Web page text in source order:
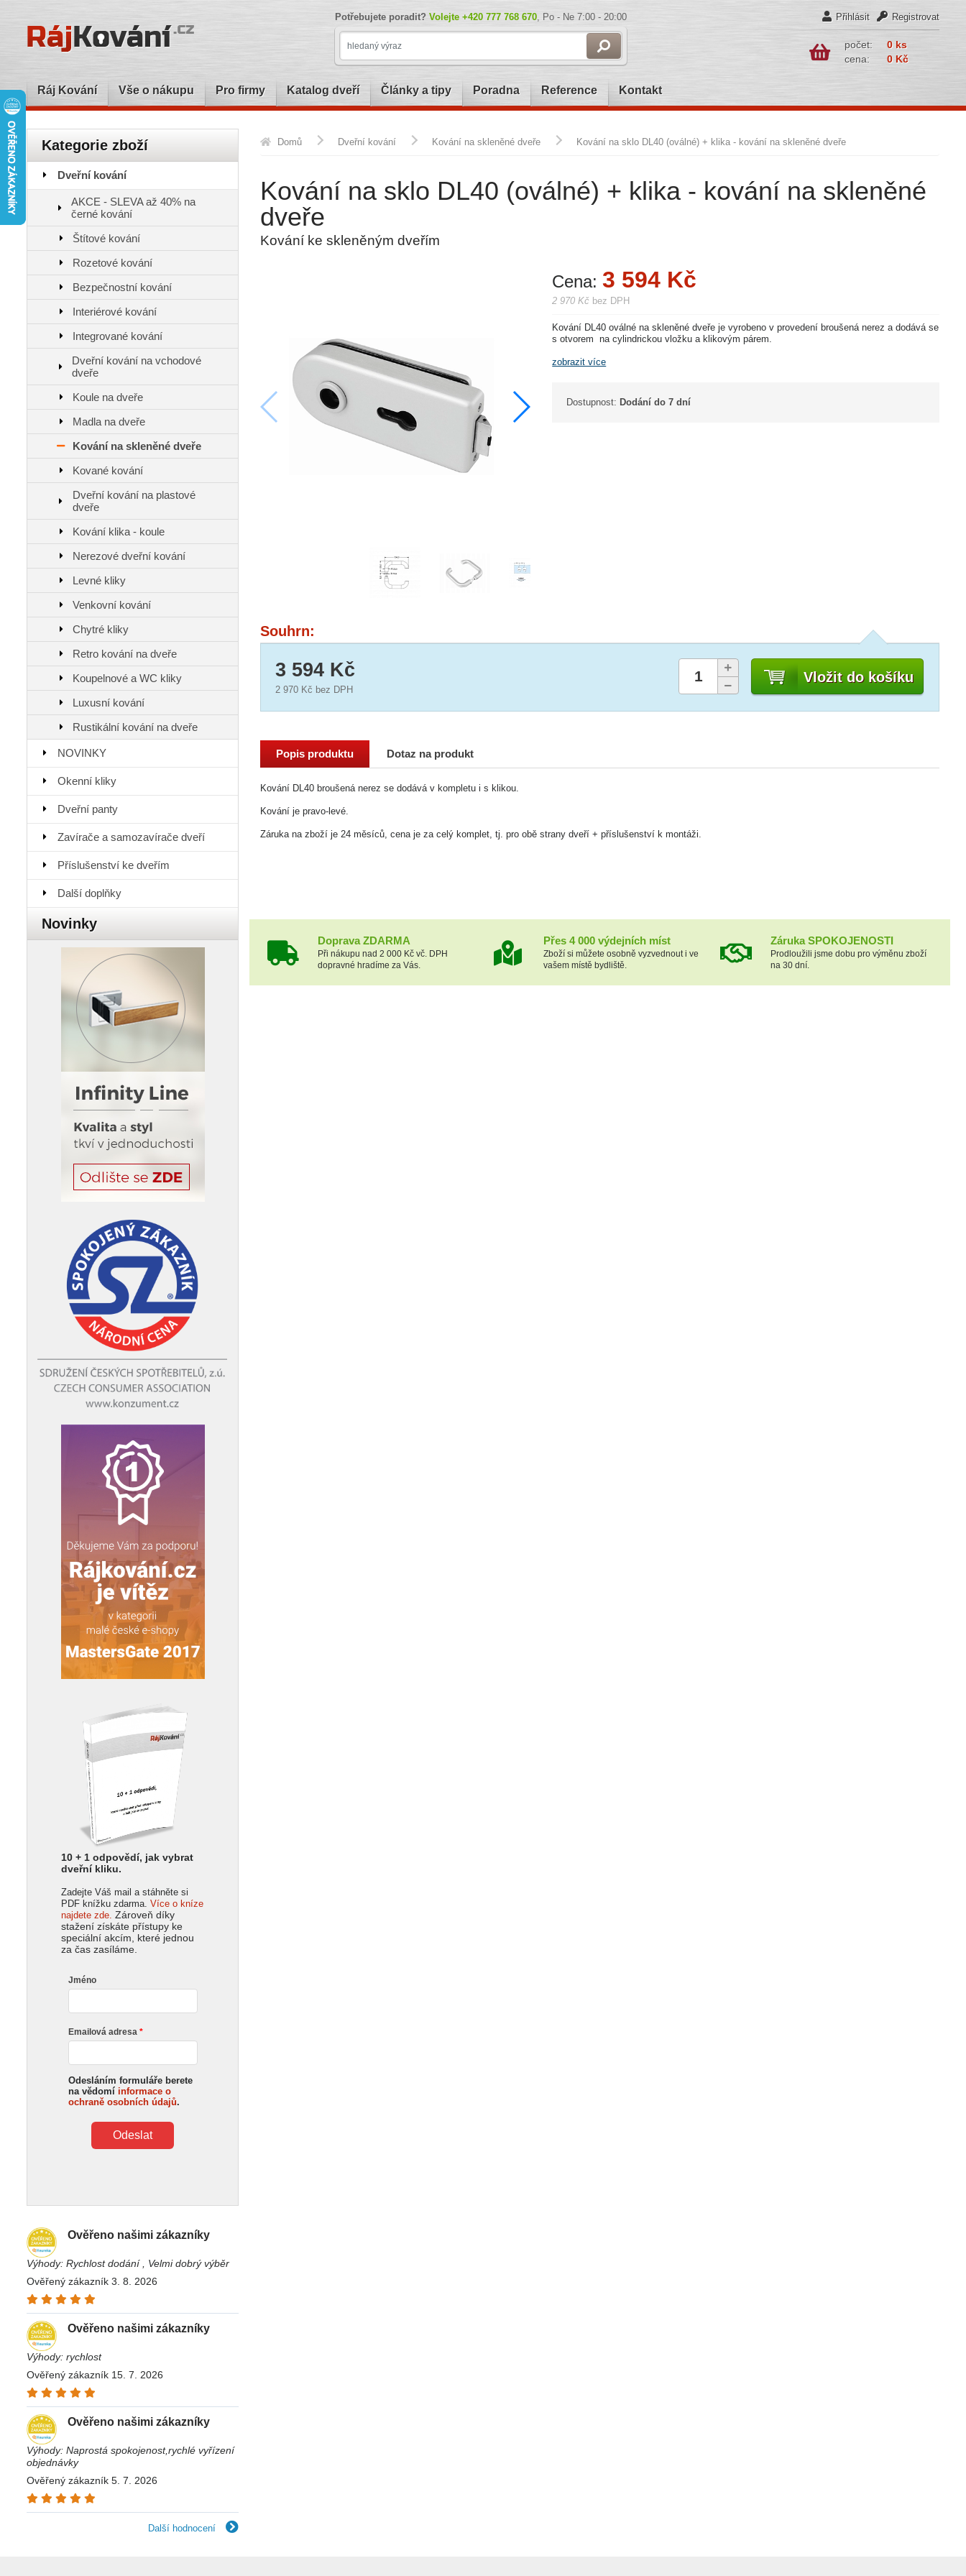
Potřebujete poradit? Volejte +420 777 768 670, Po - Ne 7:00 - 20:00 Přihlásit Registrovat
počet:
0 ks
cena:
0 Kč
Ráj Kování Vše o nákupu Pro firmy Katalog dveří Články a tipy Poradna Reference Kontakt
Kategorie zboží
Dveřní kování
AKCE - SLEVA až 40% na
černé kování
Štítové kování
Rozetové kování
Bezpečnostní kování
Interiérové kování
Integrované kování
Dveřní kování na vchodové
dveře
Koule na dveře
Madla na dveře
Kování na skleněné dveře
Kované kování
Dveřní kování na plastové
dveře
Kování klika - koule
Nerezové dveřní kování
Levné kliky
Venkovní kování
Chytré kliky
Retro kování na dveře
Koupelnové a WC kliky
Luxusní kování
Rustikální kování na dveře
NOVINKY
Okenní kliky
Dveřní panty
Zavírače a samozavírače dveří
Příslušenství ke dveřím
Další doplňky
Novinky
10 + 1 odpovědí, jak vybrat
dveřní kliku.
Zadejte Váš mail a stáhněte si
PDF knížku zdarma. Více o kníze
najdete zde. Zároveň díky
stažení získáte přístupy ke
speciální akcím, které jednou
za čas zasíláme.
Jméno
Emailová adresa
Odesláním formuláře berete
na vědomí informace o
ochraně osobních údajů.
Odeslat
Ověřeno našimi zákazníky
Výhody: Rychlost dodání , Velmi dobrý výběr
Ověřený zákazník 3. 8. 2026
Ověřeno našimi zákazníky
Výhody: rychlost
Ověřený zákazník 15. 7. 2026
Ověřeno našimi zákazníky
Výhody: Naprostá spokojenost,rychlé vyřízení
objednávky
Ověřený zákazník 5. 7. 2026
Další hodnocení
Domů Dveřní kování Kování na skleněné dveře Kování na sklo DL40 (oválné) + klika - kování na skleněné dveře
Kování na sklo DL40 (oválné) + klika - kování na skleněné
dveře
Kování ke skleněným dveřím
Cena: 3 594 Kč
2 970 Kč bez DPH
Kování DL40 oválné na skleněné dveře je vyrobeno v provedení broušená nerez a dodává se
s otvorem na cylindrickou vložku a klikovým párem.
zobrazit více
Dostupnost: Dodání do 7 dní
Souhrn:
Vložit do košíku
3 594 Kč
2 970 Kč bez DPH
Popis produktu Dotaz na produkt
Kování DL40 broušená nerez se dodává v kompletu i s klikou.
Kování je pravo-levé.
Záruka na zboží je 24 měsíců, cena je za celý komplet, tj. pro obě strany dveří + příslušenství k montáži.
Doprava ZDARMA
Při nákupu nad 2 000 Kč vč. DPH
dopravné hradíme za Vás.
Přes 4 000 výdejních míst
Zboží si můžete osobně vyzvednout i ve
vašem místě bydliště.
Záruka SPOKOJENOSTI
Prodloužili jsme dobu pro výměnu zboží
na 30 dní.